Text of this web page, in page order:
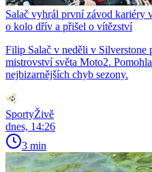
Salač vyhrál první závod kariéry
o kolo dřív a přišel o vítězství
Filip Salač v neděli v Silverstone
mistrovství světa Moto2.
nejbizarnějších chyb sezony.
SportyŽivě
dnes, 14:26
3 min